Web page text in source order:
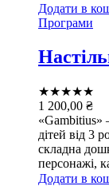
Додати в
Програми
★★★★★
1 200,00 ₴
«Gambitius»
дітей від 3
складна
персонажі,
Додати в